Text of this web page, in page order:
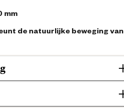
mm
de natuurlijke beweging
geschikt voor het snoeien van jong